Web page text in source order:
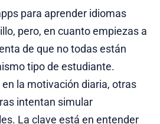
para aprender idiomas
pero, en cuanto empiezas a
de que no todas están
tipo de estudiante.
la motivación diaria, otras
intentan simular
La clave está en entender